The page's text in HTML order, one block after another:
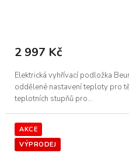
2 997 Kč
Elektrická vyhřívací podložka
oddělené nastavení teploty pro
teplotních stupňů pro...
AKCE
VÝPRODEJ